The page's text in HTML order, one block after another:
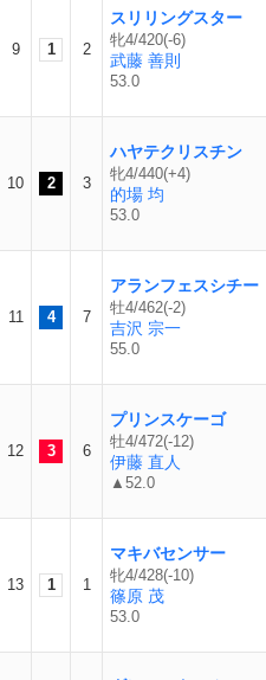
9 1 2
スリリングスター
牝4/420(-6)
武藤 善則
53.0
10 2 3
ハヤテクリスチン
牝4/440(+4)
的場 均
53.0
11 4 7
アランフェスシチー
牡4/462(-2)
吉沢 宗一
55.0
12 3 6
プリンスケーゴ
牡4/472(-12)
伊藤 直人
▲52.0
13 1 1
マキバセンサー
牝4/428(-10)
篠原 茂
53.0